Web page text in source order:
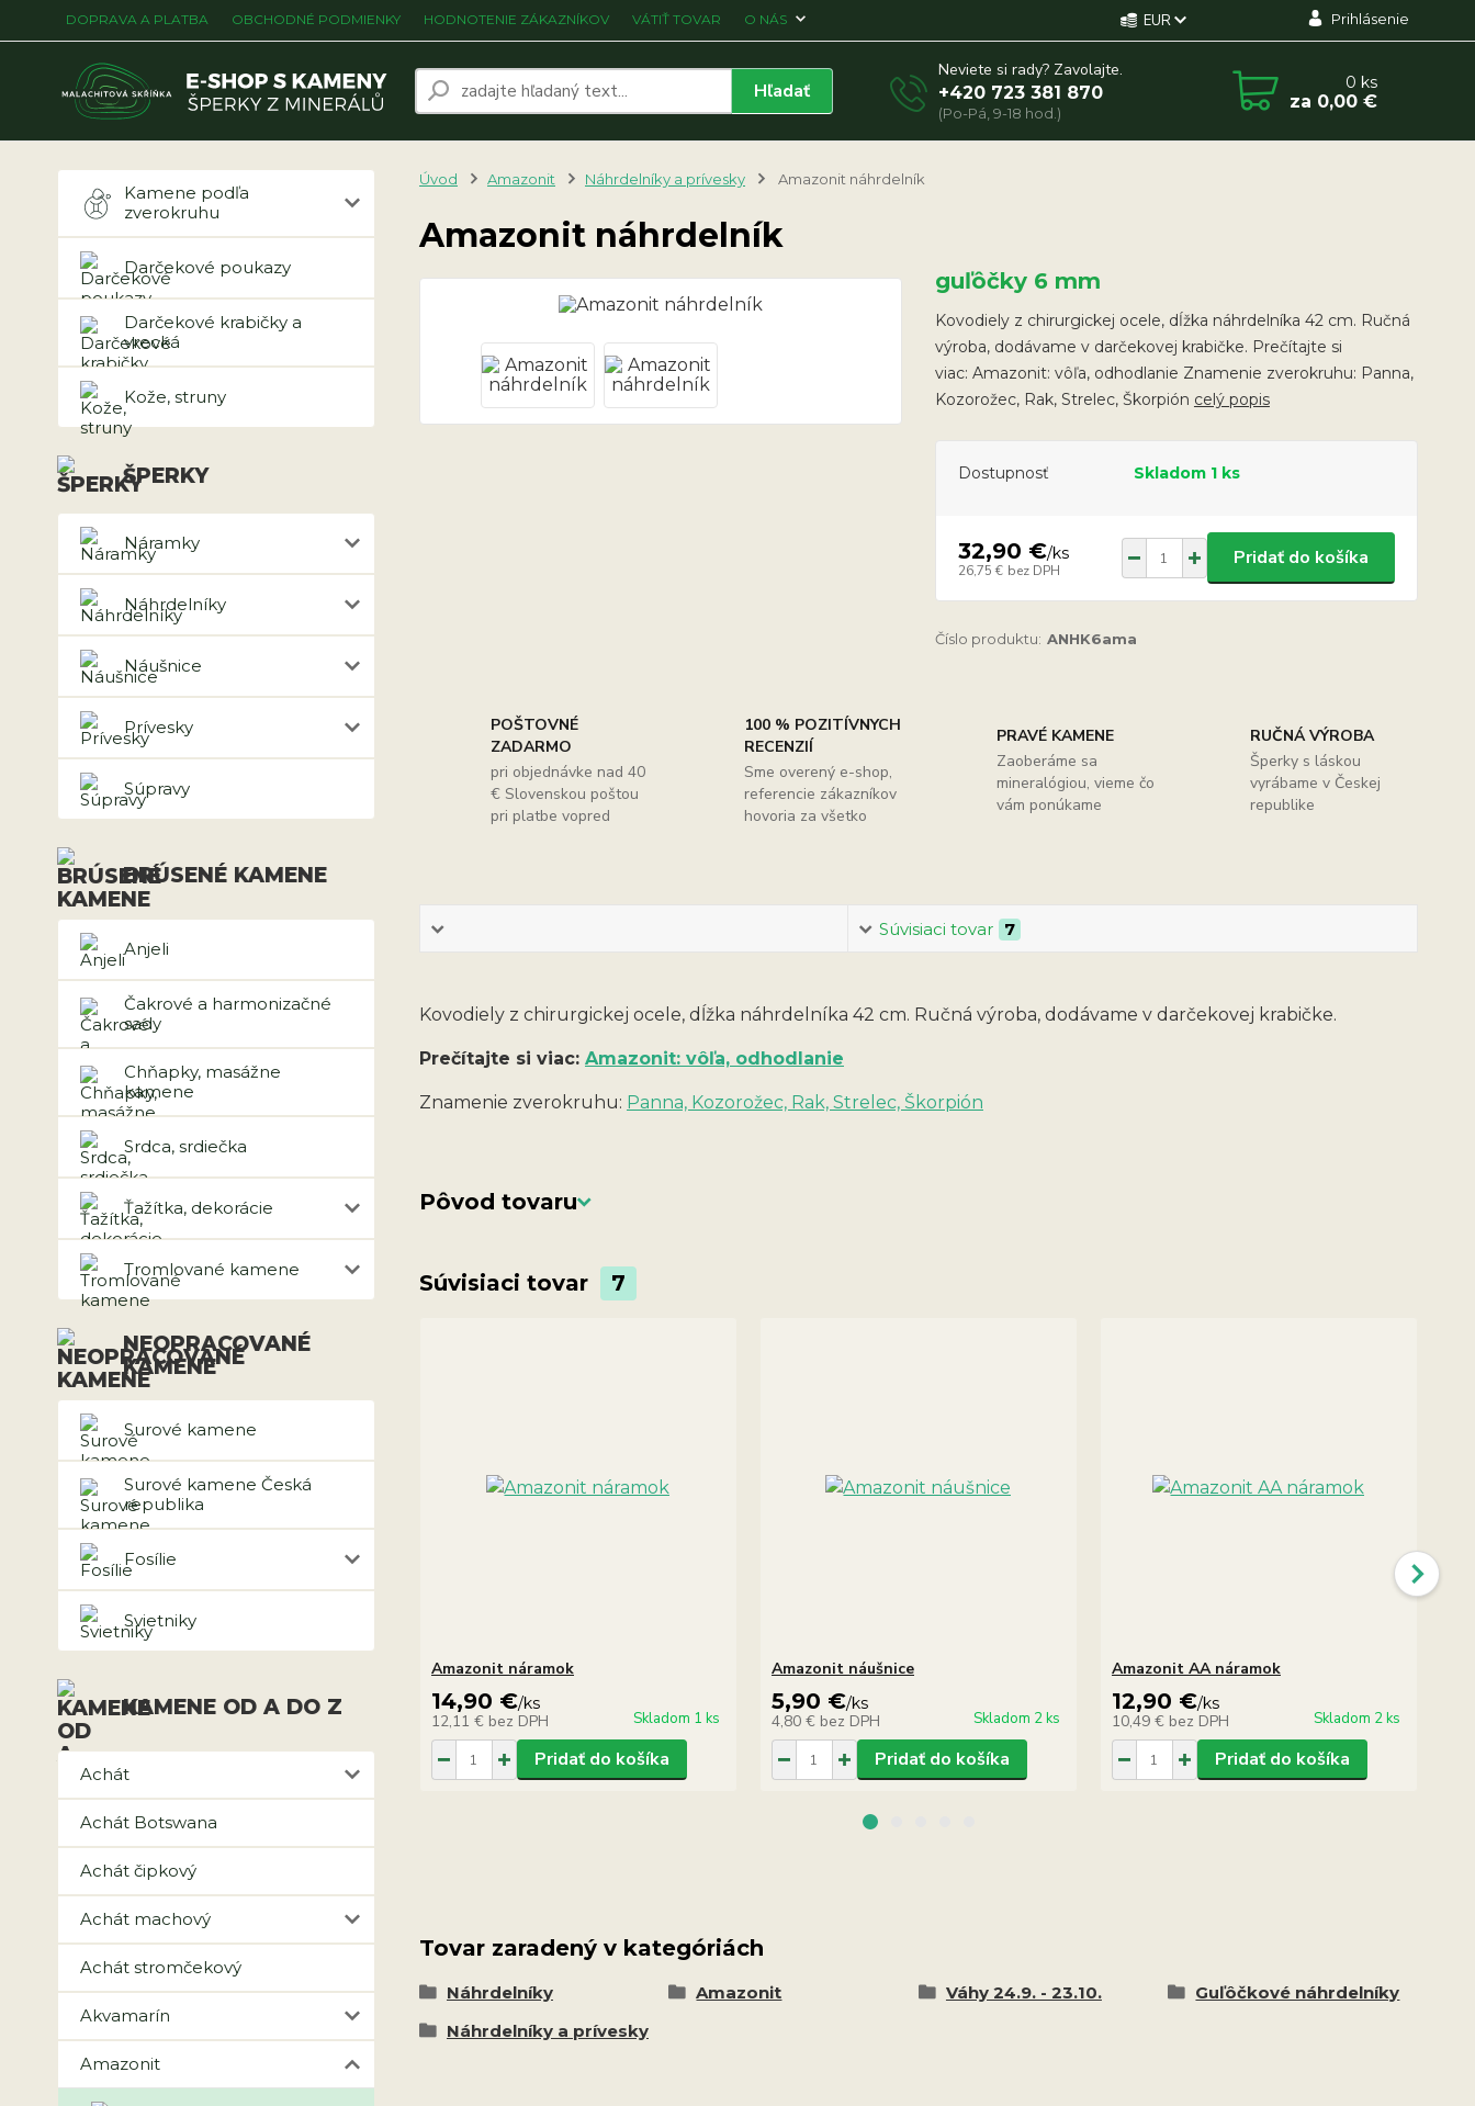
DOPRAVA A PLATBA OBCHODNÉ PODMIENKY HODNOTENIE ZÁKAZNÍKOV VÁTIŤ TOVAR O NÁS EUR Prihlásenie
Hľadať
Neviete si rady? Zavolajte.
+420 723 381 870
(Po-Pá, 9-18 hod.)
0 ks
za 0,00 €
Kamene podľa
zverokruhu
Darčekové poukazy
Darčekové krabičky a
vrecká
Kože, struny
ŠPERKY
Náramky
Náhrdelníky
Náušnice
Prívesky
Súpravy
BRÚSENÉ KAMENE
Anjeli
Čakrové a harmonizačné
sady
Chňapky, masážne
kamene
Srdca, srdiečka
Ťažítka, dekorácie
Tromlované kamene
NEOPRACOVANÉ
KAMENE
Surové kamene
Surové kamene Česká
republika
Fosílie
Svietniky
KAMENE OD A DO Z
Achát
Achát Botswana
Achát čipkový
Achát machový
Achát stromčekový
Akvamarín
Amazonit
Úvod Amazonit Náhrdelníky a prívesky Amazonit náhrdelník
Amazonit náhrdelník
guľôčky 6 mm
Kovodiely z chirurgickej ocele, dĺžka náhrdelníka 42 cm. Ručná
výroba, dodávame v darčekovej krabičke. Prečítajte si
viac: Amazonit: vôľa, odhodlanie Znamenie zverokruhu: Panna,
Kozorožec, Rak, Strelec, Škorpión celý popis
Dostupnosť Skladom 1 ks
32,90 €/ks
26,75 € bez DPH
Pridať do košíka
Číslo produktu: ANHK6ama
POŠTOVNÉ
ZADARMO
pri objednávke nad 40
€ Slovenskou poštou
pri platbe vopred
100 % POZITÍVNYCH
RECENZIÍ
Sme overený e-shop,
referencie zákazníkov
hovoria za všetko
PRAVÉ KAMENE
Zaoberáme sa
mineralógiou, vieme čo
vám ponúkame
RUČNÁ VÝROBA
Šperky s láskou
vyrábame v Českej
republike
Súvisiaci tovar 7
Kovodiely z chirurgickej ocele, dĺžka náhrdelníka 42 cm. Ručná výroba, dodávame v darčekovej krabičke.
Prečítajte si viac: Amazonit: vôľa, odhodlanie
Znamenie zverokruhu: Panna, Kozorožec, Rak, Strelec, Škorpión
Pôvod tovaru
Súvisiaci tovar 7
Amazonit náramok
14,90 €/ks
12,11 € bez DPH Skladom 1 ks
Pridať do košíka
Amazonit náušnice
5,90 €/ks
4,80 € bez DPH Skladom 2 ks
Pridať do košíka
Amazonit AA náramok
12,90 €/ks
10,49 € bez DPH Skladom 2 ks
Pridať do košíka
Tovar zaradený v kategóriách
Náhrdelníky Amazonit Váhy 24.9. - 23.10.
Guľôčkové náhrdelníky
Náhrdelníky a prívesky